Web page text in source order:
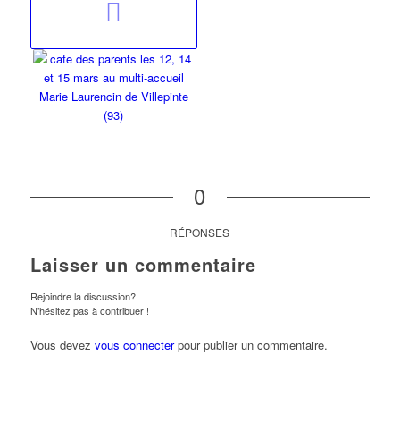
0
RÉPONSES
Laisser un commentaire
Rejoindre la discussion?
N’hésitez pas à contribuer !
Vous devez vous connecterpour publier un commentaire.